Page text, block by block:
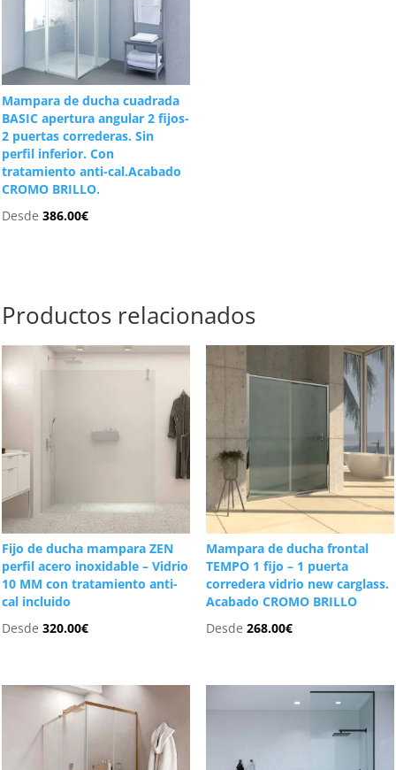
Mampara de ducha cuadrada
BASIC apertura angular 2 fijos-
2 puertas correderas. Sin
perfil inferior. Con
tratamiento anti-cal.Acabado
CROMO BRILLO.
Desde386.00€
Productos relacionados
Fijo de ducha mampara ZEN
perfil acero inoxidable – Vidrio
10 MM con tratamiento anti-
cal incluido
Desde320.00€
Mampara de ducha frontal
TEMPO 1 fijo – 1 puerta
corredera vidrio new carglass.
Acabado CROMO BRILLO
Desde 268.00€